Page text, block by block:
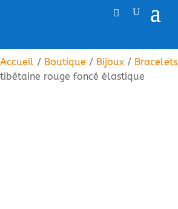
Accueil / Boutique / Bijoux / Bracelets
tibétaine rouge foncé élastique